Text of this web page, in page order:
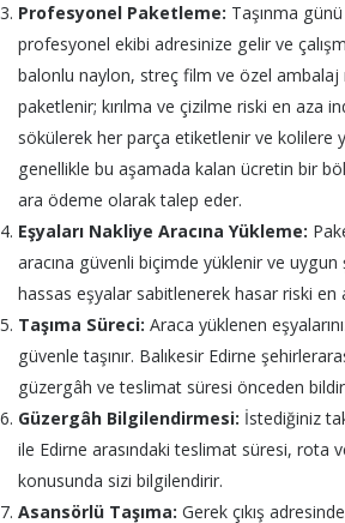
Profesyonel Paketleme: Taşınma
profesyonel ekibi adresinize gelir ve
balonlu naylon, streç film ve özel ambalaj
paketlenir; kırılma ve çizilme riski en aza
sökülerek her parça etiketlenir ve kolilere
genellikle bu aşamada kalan ücretin bir
ara ödeme olarak talep eder.
Eşyaları Nakliye Aracına Yükleme:
aracına güvenli biçimde yüklenir ve uygun
hassas eşyalar sabitlenerek hasar riski en
Taşıma Süreci: Araca yüklenen
güvenle taşınır. Balıkesir Edirne
güzergâh ve teslimat süresi önceden
Güzergâh Bilgilendirmesi: İstediğiniz
ile Edirne arasındaki teslimat süresi, rota
konusunda sizi bilgilendirir.
Asansörlü Taşıma: Gerek çıkış